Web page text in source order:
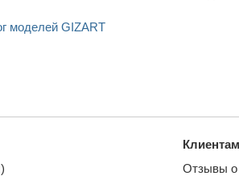
моделей GIZART
Клиентам
Отзывы о